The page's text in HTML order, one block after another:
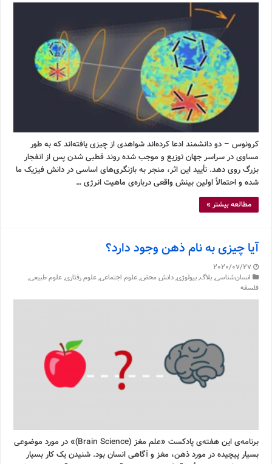
کرونوس – دو دانشمند ادعا کرده‌اند شواهدی از چیزی یافته‌اند که به طور
مساوی در سراسر جهان توزیع و موجب شده روند قطبی شدن پس از انفجار
بزرگ روی دهد. تأیید این اثر، منجر به بازنگری‌های اساسی در دانش فیزیک ما
شده و احتمالاً اولین بینش واقعی درباره‌ی ماهیت انرژی …
مطالعه بیشتر »
آیا چیزی به نام ذهن وجود دارد؟
2020/07/27
انسان‌شناسی,بلاگ,بیولوژی,دانش محض,علوم اجتماعی,علوم رفتاری,علوم طبیعی,
فلسفه
برنامه‌ی این هفته‌ی پادکست «علم مغز (Brain Science)» در مورد موضوعی
بسیار پیچیده در مورد ذهن، مغز و آگاهی انسان بود. شنیدن یک کار بسیار